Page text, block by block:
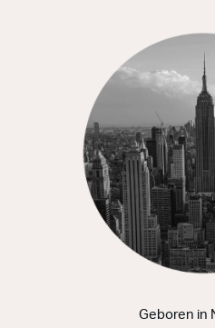
Geboren in